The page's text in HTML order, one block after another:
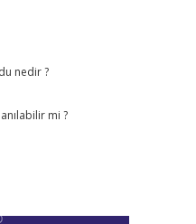
nedir ?
mi ?